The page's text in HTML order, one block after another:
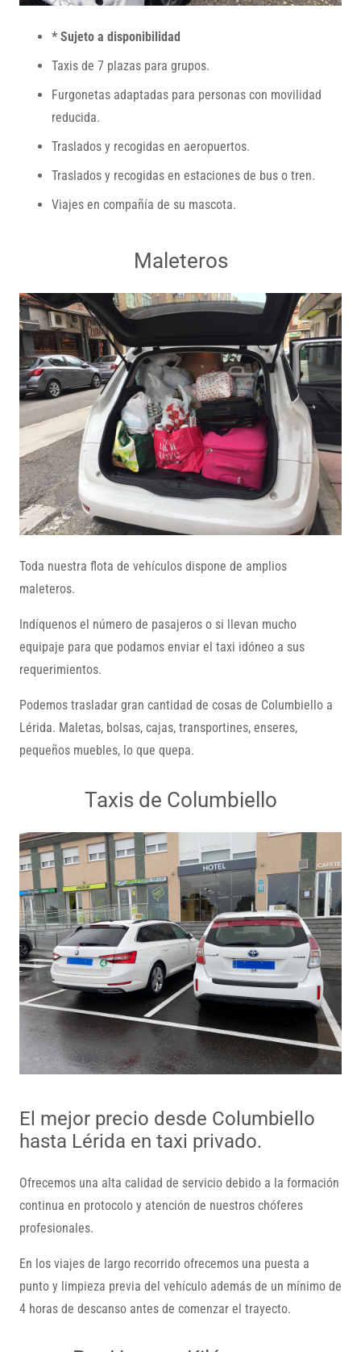
* Sujeto a disponibilidad
Taxis de 7 plazas para grupos.
Furgonetas adaptadas para personas con movilidad
reducida.
Traslados y recogidas en aeropuertos.
Traslados y recogidas en estaciones de bus o tren.
Viajes en compañía de su mascota.
Maleteros
Toda nuestra flota de vehículos dispone de amplios
maleteros.
Indíquenos el número de pasajeros o si llevan mucho
equipaje para que podamos enviar el taxi idóneo a sus
requerimientos.
Podemos trasladar gran cantidad de cosas de Columbiello a
Lérida. Maletas, bolsas, cajas, transportines, enseres,
pequeños muebles, lo que quepa.
Taxis de Columbiello
El mejor precio desde Columbiello
hasta Lérida en taxi privado.
Ofrecemos una alta calidad de servicio debido a la formación
continua en protocolo y atención de nuestros chóferes
profesionales.
En los viajes de largo recorrido ofrecemos una puesta a
punto y limpieza previa del vehículo además de un mínimo de
4 horas de descanso antes de comenzar el trayecto.